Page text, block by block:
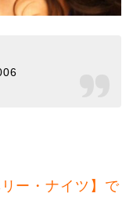
ー・ナイツ】で